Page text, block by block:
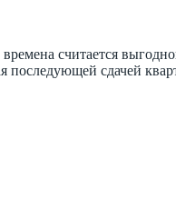
считается
последующей сдачей